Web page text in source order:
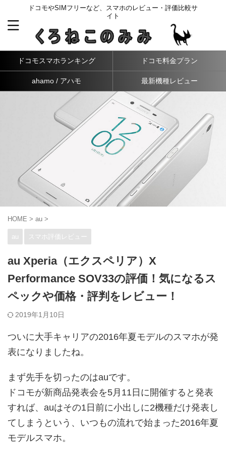
ドコモやSIMフリーなど、スマホのレビュー・評価比較サ
イト
ドコモスマホランキング ドコモ料金プラン
ahamo / アハモ 最新機種レビュー
HOME > au >
au スマホ評価レビュー
au Xperia（エクスペリア）X
Performance SOV33の評価！気になるス
ペックや価格・評判をレビュー！
2019年1月10日
ついに大手キャリアの2016年夏モデルのスマホが発
表になりましたね。
まず先手を切ったのはauです。
ドコモが新商品発表会を5月11日に開催すると発表
すれば、auはその1日前に小出しに2機種だけ発表し
てしまうという、いつもの流れで始まった2016年夏
モデルスマホ。